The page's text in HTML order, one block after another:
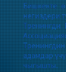
Бишкекте
негиздери
Тренингди
адамдар
чыгышты.